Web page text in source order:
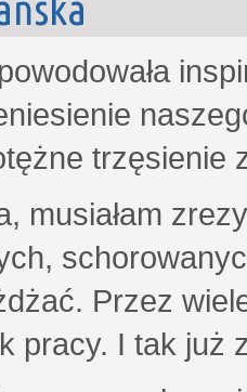
trzęsienie
musiałam
Przez
pracy. I tak już